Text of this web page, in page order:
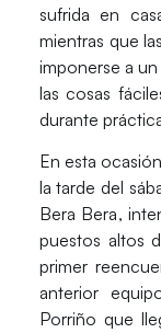
sufrida en
mientras que
imponerse a
las cosas
durante
En esta
la tarde del
Bera Bera,
puestos altos
primer
anterior
Porriño que